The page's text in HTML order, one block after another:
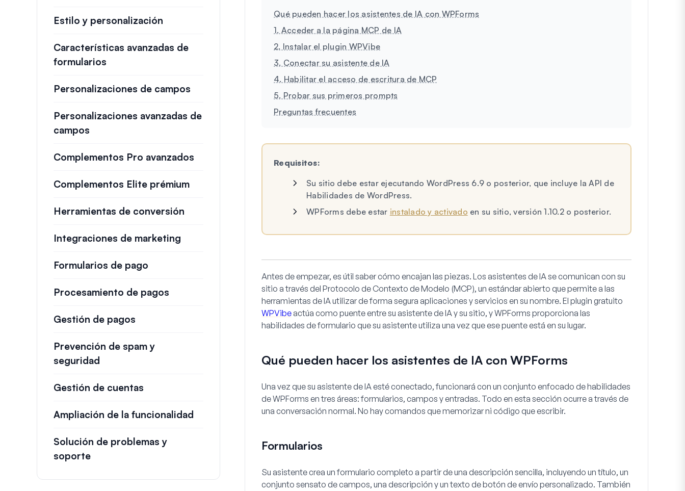
Qué pueden hacer los asistentes de IA con WPForms
1. Acceder a la página MCP de IA
2. Instalar el plugin WPVibe
3. Conectar su asistente de IA
4. Habilitar el acceso de escritura de MCP
5. Probar sus primeros prompts
Preguntas frecuentes
Requisitos:
Su sitio debe estar ejecutando WordPress 6.9 o posterior, que incluye la API de
Habilidades de WordPress.
WPForms debe estar instalado y activado en su sitio, versión 1.10.2 o posterior.
Antes de empezar, es útil saber cómo encajan las piezas. Los asistentes de IA se comunican con su
sitio a través del Protocolo de Contexto de Modelo (MCP), un estándar abierto que permite a las
herramientas de IA utilizar de forma segura aplicaciones y servicios en su nombre. El plugin gratuito
WPVibeactúa como puente entre su asistente de IA y su sitio, y WPForms proporciona las
habilidades de formulario que su asistente utiliza una vez que ese puente está en su lugar.
Qué pueden hacer los asistentes de IA con WPForms
Una vez que su asistente de IA esté conectado, funcionará con un conjunto enfocado de habilidades
de WPForms en tres áreas: formularios, campos y entradas. Todo en esta sección ocurre a través de
una conversación normal. No hay comandos que memorizar ni código que escribir.
Formularios
Su asistente crea un formulario completo a partir de una descripción sencilla, incluyendo un título, un
conjunto sensato de campos, una descripción y un texto de botón de envío personalizado. También
Estilo y personalización
Características avanzadas de
formularios
Personalizaciones de campos
Personalizaciones avanzadas de
campos
Complementos Pro avanzados
Complementos Elite prémium
Herramientas de conversión
Integraciones de marketing
Formularios de pago
Procesamiento de pagos
Gestión de pagos
Prevención de spam y
seguridad
Gestión de cuentas
Ampliación de la funcionalidad
Solución de problemas y
soporte